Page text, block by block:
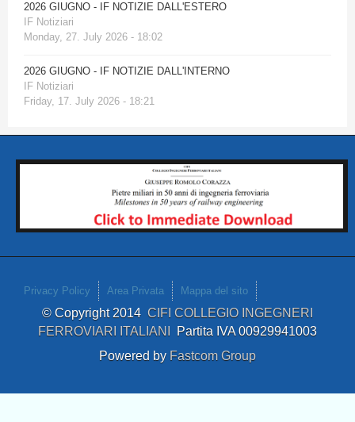
2026 GIUGNO - IF NOTIZIE DALL'ESTERO
IF Notiziari
Monday, 27. July 2026 - 18:02
2026 GIUGNO - IF NOTIZIE DALL'INTERNO
IF Notiziari
Friday, 17. July 2026 - 18:21
Privacy Policy Area Privata Mappa del sito
© Copyright 2014 CIFI COLLEGIO INGEGNERI
FERROVIARI ITALIANI Partita IVA 00929941003
Powered by Fastcom Group